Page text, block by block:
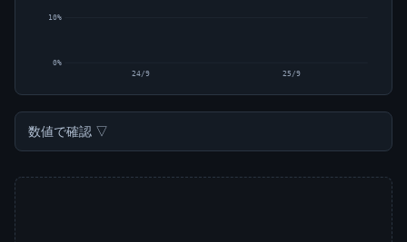
0%
10%
24/9 25/9
数値で確認 ▽